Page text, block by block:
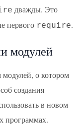
дважды. Это
первого require.
модулей
модулей, о котором
создания
в новом
программах.